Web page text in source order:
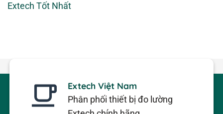
Extech Tốt Nhất
Extech Việt Nam
Phân phối thiết bị đo lường